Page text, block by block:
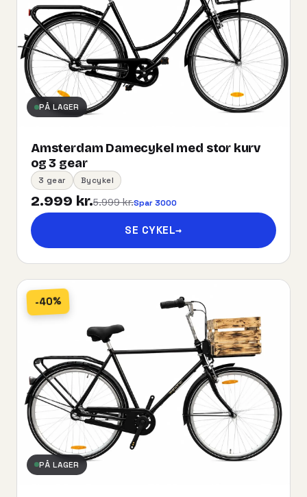
PÅ LAGER
Amsterdam Damecykel med stor kurv
og 3 gear
3 gear Bycykel
2.999 kr.5.999 kr.Spar 3000
SE CYKEL→
-40%
PÅ LAGER